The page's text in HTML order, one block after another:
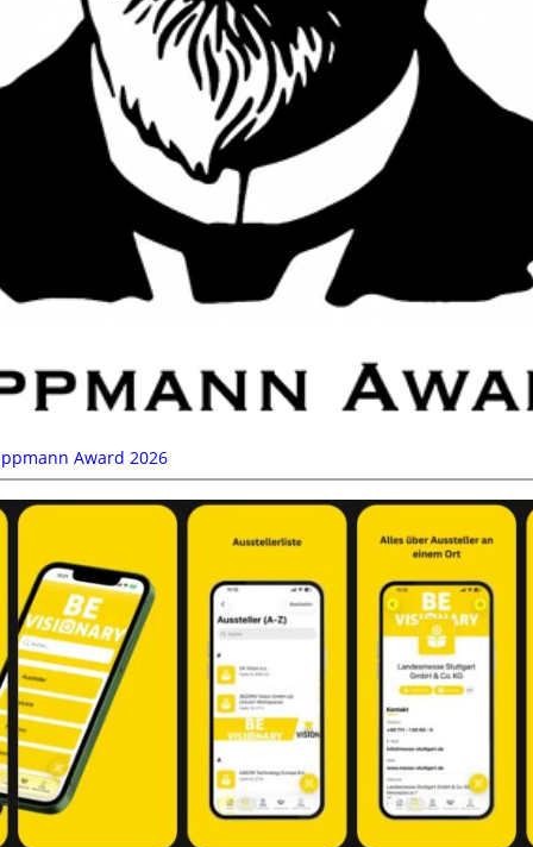
Award 2026